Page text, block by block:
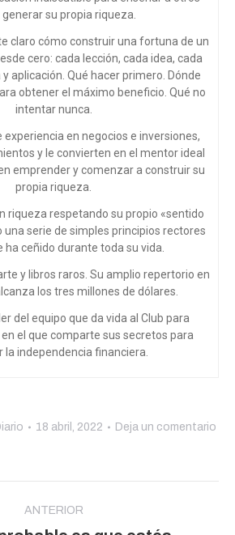
su propia riqueza.
claro cómo construir una fortuna de un
cero: cada lección, cada idea, cada
aplicación. Qué hacer primero. Dónde
obtener el máximo beneficio. Qué no
intentar nunca.
experiencia en negocios e inversiones,
y le convierten en el mentor ideal
emprender y comenzar a construir su
propia riqueza.
riqueza respetando su propio «sentido
una serie de simples principios rectores
ha ceñido durante toda su vida.
y libros raros. Su amplio repertorio en
los tres millones de dólares.
del equipo que da vida al Club para
el que comparte sus secretos para
la independencia financiera.
18 abril, 2022 Deja un comentario
ANTERIOR